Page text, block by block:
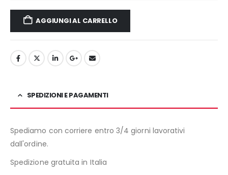
AGGIUNGI AL CARRELLO
SPEDIZIONI E PAGAMENTI
Spediamo con corriere entro 3/4 giorni lavorativi
dall'ordine.
Spedizione gratuita in Italia